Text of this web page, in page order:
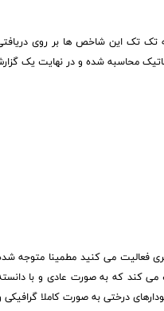
تک این شاخص ها بر روی دریافتی
محاسبه شده و در نهایت یک
می کنید مطمینا متوجه شده
می کند که به صورت عادی و با
درختی به صورت کاملا گرافیکی